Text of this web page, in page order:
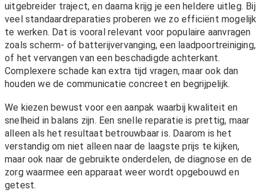
uitgebreider traject, en daarna krijg je een heldere uitleg. Bij
veel standaardreparaties proberen we zo efficiënt mogelijk
te werken. Dat is vooral relevant voor populaire aanvragen
zoals scherm- of batterijvervanging, een laadpoortreiniging,
of het vervangen van een beschadigde achterkant.
Complexere schade kan extra tijd vragen, maar ook dan
houden we de communicatie concreet en begrijpelijk.
We kiezen bewust voor een aanpak waarbij kwaliteit en
snelheid in balans zijn. Een snelle reparatie is prettig, maar
alleen als het resultaat betrouwbaar is. Daarom is het
verstandig om niet alleen naar de laagste prijs te kijken,
maar ook naar de gebruikte onderdelen, de diagnose en de
zorg waarmee een apparaat weer wordt opgebouwd en
getest.